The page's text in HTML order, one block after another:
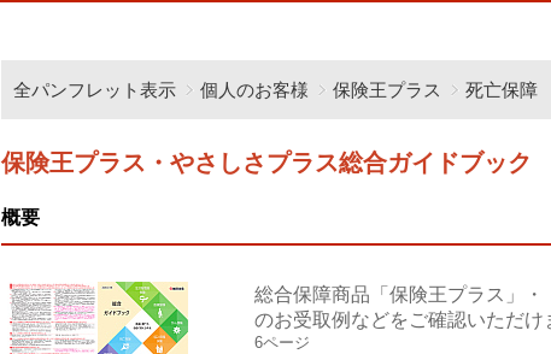
全パンフレット表示 個人のお客様 保険王プラス 死亡保障
保険王プラス・やさしさプラス総合ガイドブック
概要
総合保障商品「保険王プラス」
のお受取例などをご確認いただけ
6ページ